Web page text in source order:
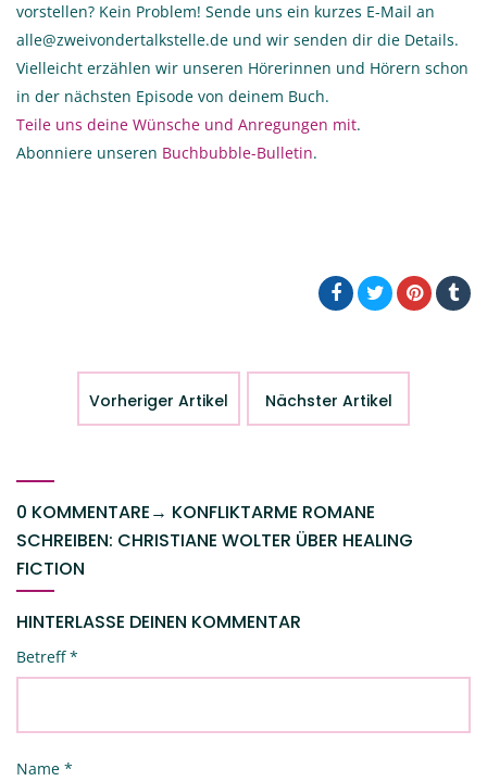
vorstellen? Kein Problem! Sende uns ein kurzes E-Mail an
alle@zweivondertalkstelle.de und wir senden dir die Details.
Vielleicht erzählen wir unseren Hörerinnen und Hörern schon
in der nächsten Episode von deinem Buch.
Teile uns deine Wünsche und Anregungen mit.
Abonniere unseren Buchbubble-Bulletin.
Vorheriger Artikel Nächster Artikel
0 KOMMENTARE→ KONFLIKTARME ROMANE
SCHREIBEN: CHRISTIANE WOLTER ÜBER HEALING
FICTION
HINTERLASSE DEINEN KOMMENTAR
Betreff*
Name *